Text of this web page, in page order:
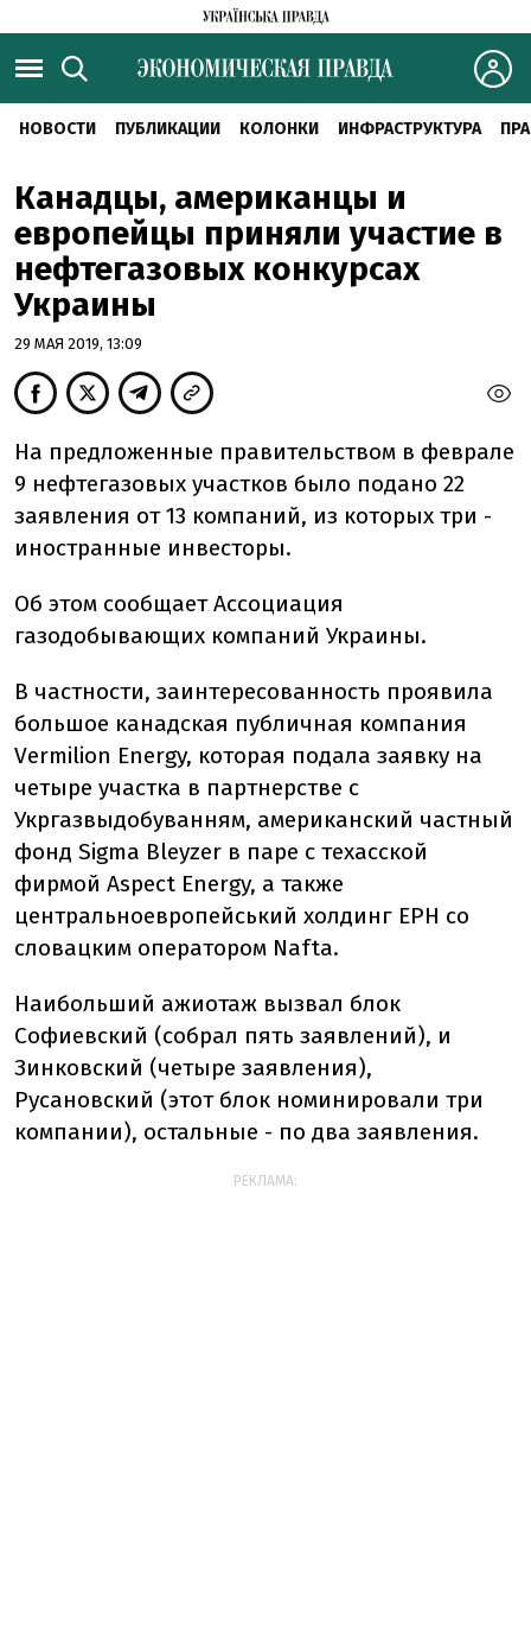
НОВОСТИ ПУБЛИКАЦИИ КОЛОНКИ ИНФРАСТРУКТУРА
Канадцы, американцы и
европейцы приняли участие в
нефтегазовых конкурсах
Украины
29 МАЯ 2019, 13:09
На предложенные правительством в феврале
9 нефтегазовых участков было подано 22
заявления от 13 компаний, из которых три -
иностранные инвесторы.
Об этом сообщает Ассоциация
газодобывающих компаний Украины.
В частности, заинтересованность проявила
большое канадская публичная компания
Vermilion Energy, которая подала заявку на
четыре участка в партнерстве с
Укргазвыдобуванням, американский частный
фонд Sigma Bleyzer в паре с техасской
фирмой Aspect Energy, а также
центральноевропейський холдинг EPH со
словацким оператором Nafta.
Наибольший ажиотаж вызвал блок
Софиевский (собрал пять заявлений), и
Зинковский (четыре заявления),
Русановский (этот блок номинировали три
компании), остальные - по два заявления.
РЕКЛАМА: